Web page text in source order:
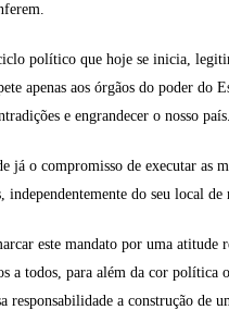
político que hoje se inicia,
apenas aos órgãos do poder do
e engrandecer o nosso país.
já o compromisso de executar as
independentemente do seu local
este mandato por uma atitude
a todos, para além da cor política
responsabilidade a construção de